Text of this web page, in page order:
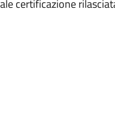
certificazione